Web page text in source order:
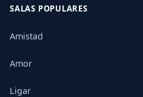
SALAS POPULARES
Amistad
Amor
Ligar